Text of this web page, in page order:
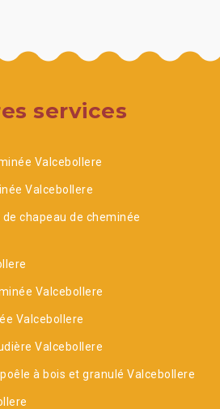
services
Valcebollere
Valcebollere
chapeau de cheminée
Valcebollere
Valcebollere
Valcebollere
à bois et granulé Valcebollere